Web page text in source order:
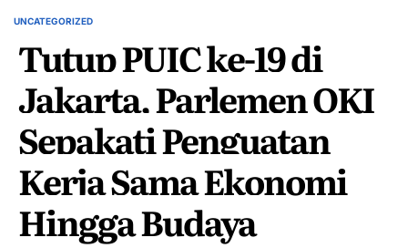
POSTED
UNCATEGORIZED
Tutup PUIC ke-19 di
Jakarta, Parlemen OKI
Sepakati Penguatan
Kerja Sama Ekonomi
Hingga Budaya